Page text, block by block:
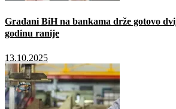
Građani BiH na bankama drže gotovo
godinu ranije
13.10.2025